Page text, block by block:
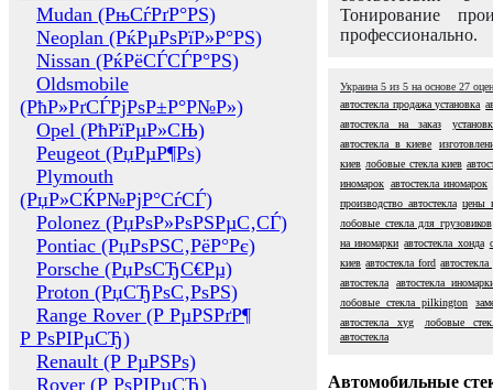
Mudan (РњСѓРґР°РЅ)
Neoplan (РќРµРѕРїР»Р°РЅ)
Nissan (РќРёСЃСЃР°РЅ)
Oldsmobile
(РћР»РґСЃРјРѕР±Р°Р№Р»)
Opel (РћРїРµР»СЊ)
Peugeot (РџРµР¶Рѕ)
Plymouth
(РџР»СЌР№РјР°СѓСЃ)
Polonez (РџРѕР»РѕРЅРµС‚СЃ)
Pontiac (РџРѕРЅС‚РёР°Рє)
Porsche (РџРѕСЂС€Рµ)
Proton (РџСЂРѕС‚РѕРЅ)
Range Rover (Р РµРЅРґР¶
Р РѕРІРµСЂ)
Renault (Р РµРЅРѕ)
Rover (Р РѕРІРµСЂ)
Тонирование
профессионально.
Украина 5 из 5 на основе 27
автостекла продажа установка
автостекла на заказ
автостекла в киеве
киев лобовые стекла киев
иномарок автостекла иномарок
производство автостекла цены
лобовые стекла для грузовиков
на иномарки автостекла хонда
киев автостекла ford
автостекла
автостекла
лобовые стекла pilkington
автостекла xyg
лобовые
автостекла
Автомобильные